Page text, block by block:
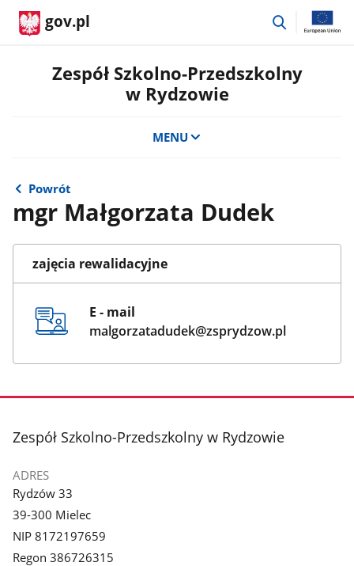
gov.pl
przejdź
Zespół Szkolno-Przedszkolny
w Rydzowie
MENU
Powrót
mgr Małgorzata Dudek
zajęcia rewalidacyjne
E - mail
malgorzatadudek@zsprydzow.pl
stopka
Zespół Szkolno-Przedszkolny w Rydzowie
ADRES
Rydzów 33
39-300 Mielec
NIP 8172197659
Regon 386726315